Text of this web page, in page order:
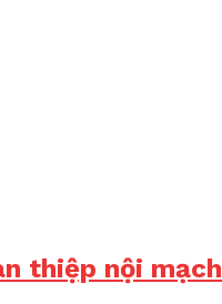
thiệp nội mạch